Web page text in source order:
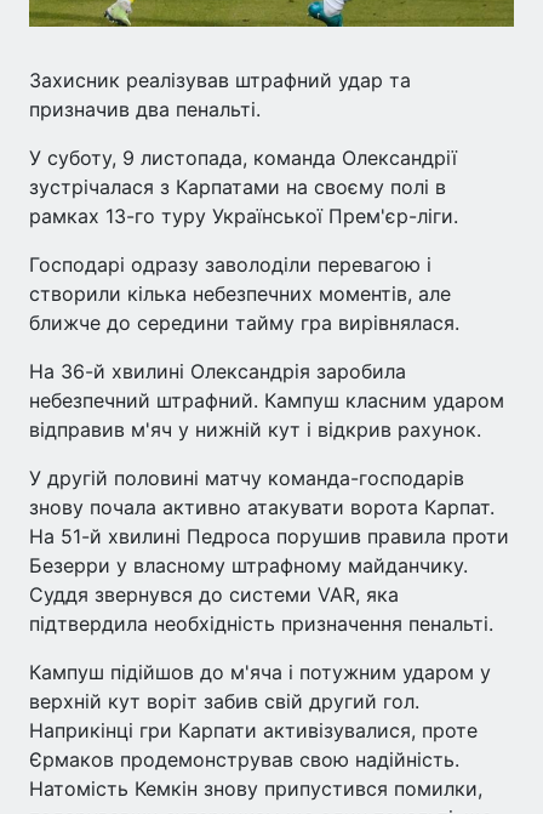
Захисник реалізував штрафний удар та
призначив два пенальті.
У суботу, 9 листопада, команда Олександрії
зустрічалася з Карпатами на своєму полі в
рамках 13-го туру Української Прем'єр-ліги.
Господарі одразу заволоділи перевагою і
створили кілька небезпечних моментів, але
ближче до середини тайму гра вирівнялася.
На 36-й хвилині Олександрія заробила
небезпечний штрафний. Кампуш класним ударом
відправив м'яч у нижній кут і відкрив рахунок.
У другій половині матчу команда-господарів
знову почала активно атакувати ворота Карпат.
На 51-й хвилині Педроса порушив правила проти
Безерри у власному штрафному майданчику.
Суддя звернувся до системи VAR, яка
підтвердила необхідність призначення пенальті.
Кампуш підійшов до м'яча і потужним ударом у
верхній кут воріт забив свій другий гол.
Наприкінці гри Карпати активізувалися, проте
Єрмаков продемонстрував свою надійність.
Натомість Кемкін знову припустився помилки,